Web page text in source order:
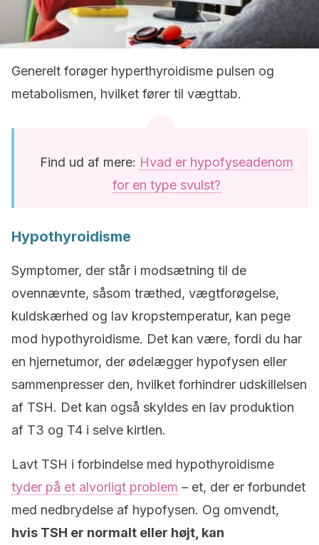
Generelt forøger hyperthyroidisme pulsen og
metabolismen, hvilket fører til vægttab.
Find ud af mere: Hvad er hypofyseadenom
for en type svulst?
Hypothyroidisme
Symptomer, der står i modsætning til de
ovennævnte, såsom træthed, vægtforøgelse,
kuldskærhed og lav kropstemperatur, kan pege
mod hypothyroidisme. Det kan være, fordi du har
en hjernetumor, der ødelægger hypofysen eller
sammenpresser den, hvilket forhindrer udskillelsen
af TSH. Det kan også skyldes en lav produktion
af T3 og T4 i selve kirtlen.
Lavt TSH i forbindelse med hypothyroidisme
tyder på et alvorligt problem – et, der er forbundet
med nedbrydelse af hypofysen. Og omvendt,
hvis TSH er normalt eller højt, kan